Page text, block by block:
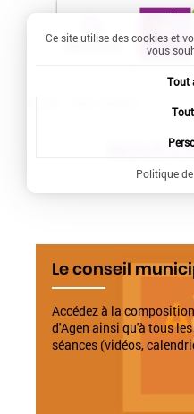
Recherche
NOUS
Le conseil
Accédez à la
d'Agen ainsi qu'à tous
séances (vidéos,
Ce site utilise des cookies et
vous
Tout
Politique